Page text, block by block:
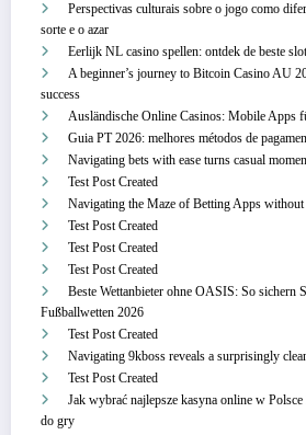
Perspectivas culturais sobre o jogo como
sorte e o azar
Eerlijk NL casino spellen: ontdek de beste
A beginner’s journey to Bitcoin Casino AU
success
Ausländische Online Casinos: Mobile Apps
Guia PT 2026: melhores métodos de
Navigating bets with ease turns casual
Test Post Created
Navigating the Maze of Betting Apps
Test Post Created
Test Post Created
Test Post Created
Beste Wettanbieter ohne OASIS: So sichern
Fußballwetten 2026
Test Post Created
Navigating 9kboss reveals a surprisingly
Test Post Created
Jak wybrać najlepsze kasyna online w
do gry